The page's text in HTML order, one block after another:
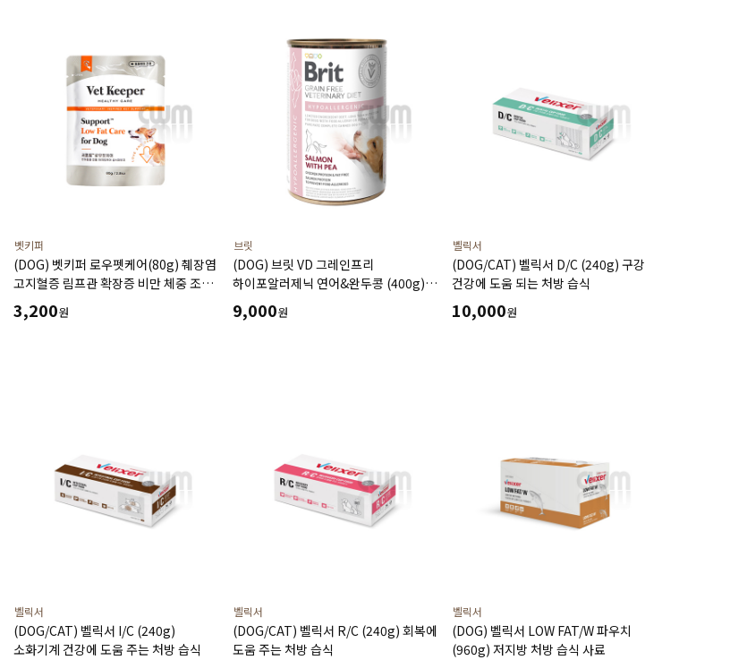
벳키퍼
(DOG) 벳키퍼 로우펫케어(80g) 췌장염
고지혈증 림프관 확장증 비만 체중 조절
기력 회복식
3,200원
브릿
(DOG) 브릿 VD 그레인프리
하이포알러제닉 연어&완두콩 (400g)
피부장벽강화 면역력향상 식이알러지에
도움
9,000원
벨릭서
(DOG/CAT) 벨릭서 D/C (240g) 구강
건강에 도움 되는 처방 습식
10,000원
벨릭서
(DOG/CAT) 벨릭서 I/C (240g)
소화기계 건강에 도움 주는 처방 습식
벨릭서
(DOG/CAT) 벨릭서 R/C (240g) 회복에
도움 주는 처방 습식
벨릭서
(DOG) 벨릭서 LOW FAT/W 파우치
(960g) 저지방 처방 습식 사료